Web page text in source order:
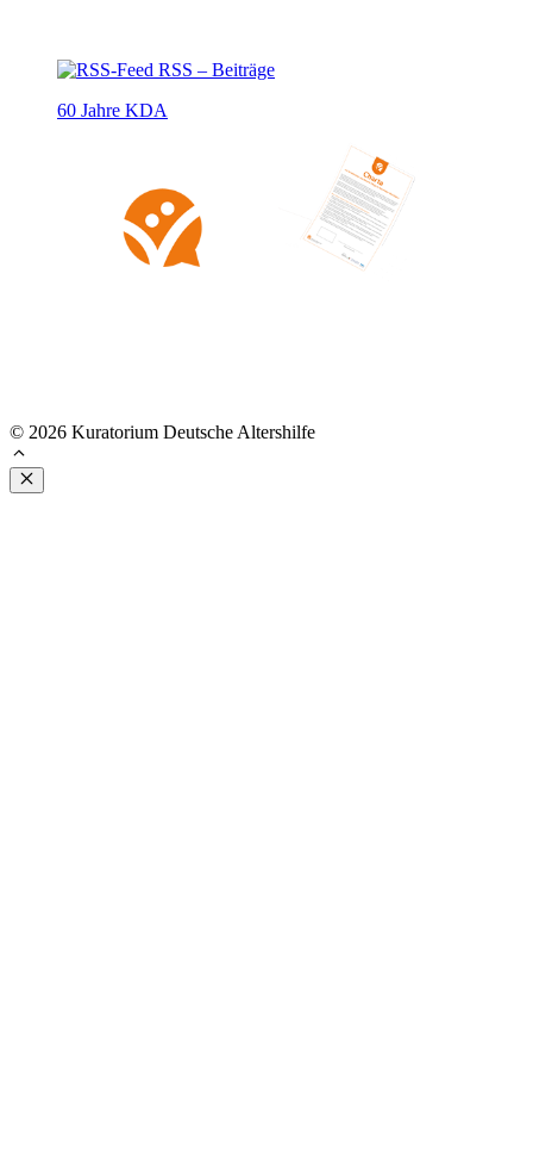
RSS – Beiträge
60 Jahre KDA
© 2026 Kuratorium Deutsche Altershilfe
Schließen